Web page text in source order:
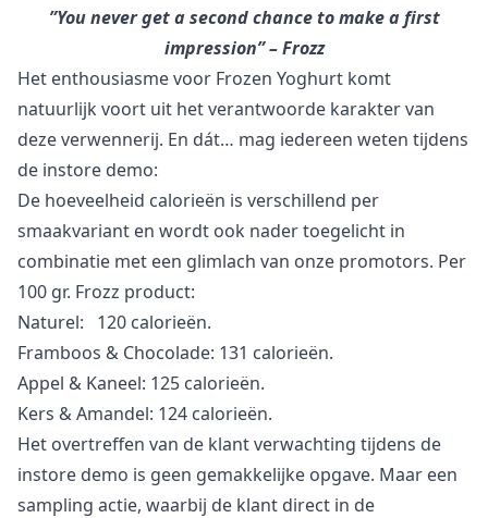
”You never get a second chance to make a first
impression” – Frozz
Het enthousiasme voor Frozen Yoghurt komt
natuurlijk voort uit het verantwoorde karakter van
deze verwennerij. En dát… mag iedereen weten tijdens
de instore demo:
De hoeveelheid calorieën is verschillend per
smaakvariant en wordt ook nader toegelicht in
combinatie met een glimlach van onze promotors. Per
100 gr. Frozz product:
Naturel: 120 calorieën.
Framboos & Chocolade: 131 calorieën.
Appel & Kaneel: 125 calorieën.
Kers & Amandel: 124 calorieën.
Het overtreffen van de klant verwachting tijdens de
instore demo is geen gemakkelijke opgave. Maar een
sampling actie, waarbij de klant direct in de